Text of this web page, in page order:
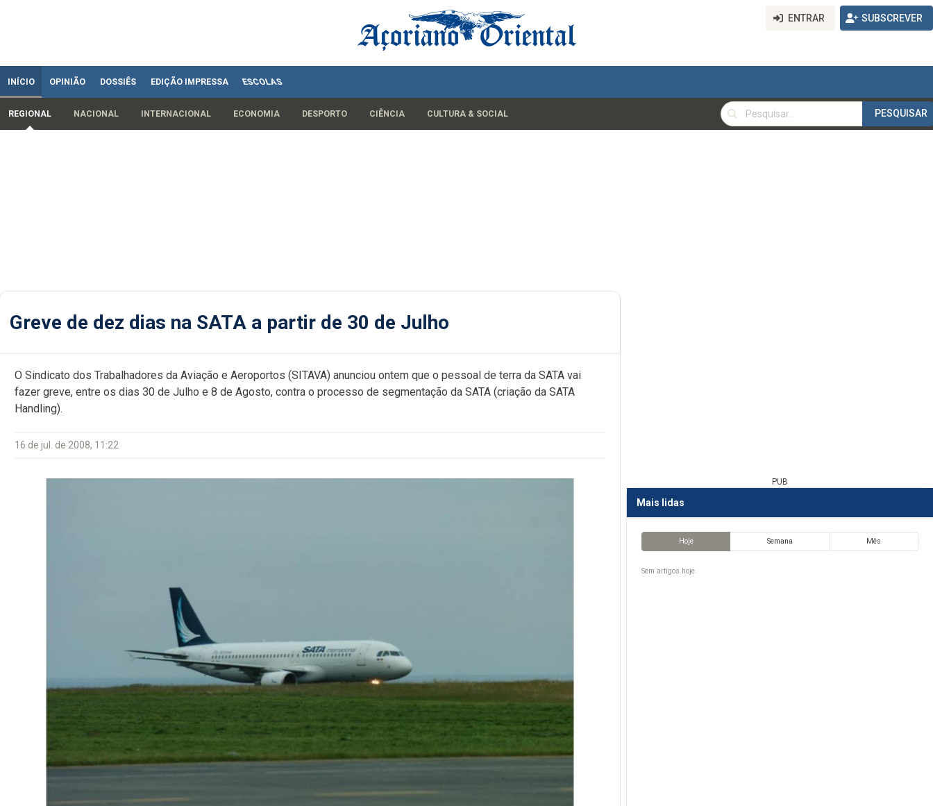
ENTRAR SUBSCREVER
INÍCIO OPINIÃO DOSSIÊS EDIÇÃO IMPRESSA ESCOLAS
REGIONAL NACIONAL INTERNACIONAL ECONOMIA DESPORTO CIÊNCIA CULTURA & SOCIAL
PESQUISAR
PESQUISAR
Greve de dez dias na SATA a partir de 30 de Julho
O Sindicato dos Trabalhadores da Aviação e Aeroportos (SITAVA) anunciou ontem que o pessoal de terra da SATA vai
fazer greve, entre os dias 30 de Julho e 8 de Agosto, contra o processo de segmentação da SATA (criação da SATA
Handling).
16 de jul. de 2008, 11:22
PUB
Mais lidas
Hoje Semana Mês
Sem artigos hoje.